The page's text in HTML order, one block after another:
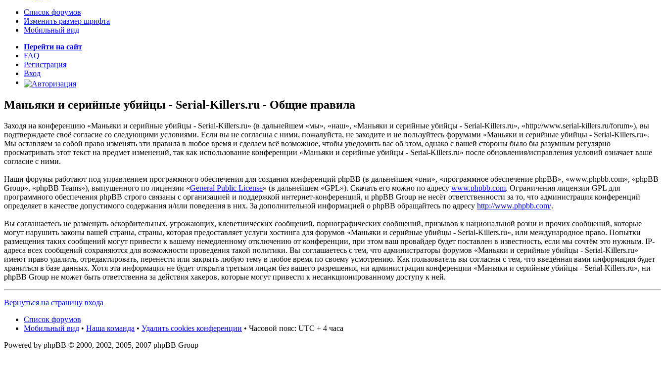
Список форумов
Изменить размер шрифта
Мобильный вид
Перейти на сайт
FAQ
Регистрация
Вход
Маньяки и серийные убийцы - Serial-Killers.ru - Общие правила
Заходя на конференцию «Маньяки и серийные убийцы - Serial-Killers.ru» (в дальнейшем «мы», «наш», «Маньяки и серийные убийцы - Serial-Killers.ru», «http://www.serial-killers.ru/forum»), вы
подтверждаете своё согласие со следующими условиями. Если вы не согласны с ними, пожалуйста, не заходите и не пользуйтесь форумами «Маньяки и серийные убийцы - Serial-Killers.ru».
Мы оставляем за собой право изменять эти правила в любое время и сделаем всё возможное, чтобы уведомить вас об этом, однако с вашей стороны было бы разумным регулярно
просматривать этот текст на предмет изменений, так как использование конференции «Маньяки и серийные убийцы - Serial-Killers.ru» после обновления/исправления условий означает ваше
согласие с ними.
Наши форумы работают под управлением программного обеспечения для создания конференций phpBB (в дальнейшем «они», «программное обеспечение phpBB», «www.phpbb.com», «phpBB
Group», «phpBB Teams»), выпущенного по лицензии «General Public License» (в дальнейшем «GPL»). Скачать его можно по адресу www.phpbb.com. Ограничения лицензии GPL для
программного обеспечения phpBB строго связаны с организацией и поддержкой интернет-конференций, и phpBB Group не несёт ответственности за то, что администрация конференций
определяет в качестве допустимого содержания и/или поведения в них. За дополнительной информацией о phpBB обращайтесь по адресу http://www.phpbb.com/.
Вы соглашаетесь не размещать оскорбительных, угрожающих, клеветнических сообщений, порнографических сообщений, призывов к национальной розни и прочих сообщений, которые
могут нарушить законы вашей страны, страны, которая предоставляет услуги хостинга для форумов «Маньяки и серийные убийцы - Serial-Killers.ru», или международное право. Попытки
размещения таких сообщений могут привести к вашему немедленному отключению от конференции, при этом ваш провайдер будет поставлен в известность, если мы сочтём это нужным. IP-
адреса всех сообщений сохраняются для возможности проведения такой политики. Вы соглашаетесь с тем, что администраторы форумов «Маньяки и серийные убийцы - Serial-Killers.ru»
имеют право удалить, отредактировать, перенести или закрыть любую тему в любое время по своему усмотрению. Как пользователь вы согласны с тем, что введённая вами информация будет
храниться в базе данных. Хотя эта информация не будет открыта третьим лицам без вашего разрешения, ни администрация конференции «Маньяки и серийные убийцы - Serial-Killers.ru», ни
phpBB Group не может быть ответственна за действия хакеров, которые могут привести к несанкционированному доступу к ней.
Вернуться на страницу входа
Список форумов
Мобильный вид • Наша команда • Удалить cookies конференции • Часовой пояс: UTC + 4 часа
Powered by phpBB © 2000, 2002, 2005, 2007 phpBB Group